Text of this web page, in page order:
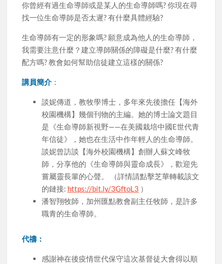
你曾經有過生命導師或是某人的生命導師嗎? 你現在尋
找一位生命導師是否太遲? 有什麼具體經驗?
生命導師有一定的形象嗎? 願意成為他人的生命導師，
我需要注意什麼？建立導師關係的障礙是什麼? 有什麼
配方嗎? 教會如何幫助信徒建立這樣的關係?
講員簡介：
談妮傳道，教牧學博士，多年來先後擔任【海外
校園機構】幾個刊物的主編。她的博士論文題目
是《生命導師新視野——在美國栽培中國E世代青
年信徒》，她也在生活中作年輕人的生命導師。
談妮曾訪談【海外校園機構】創辦人蘇文峰牧
師，分享他的《生命導師與靈命成長》，歡迎先
嘗屬靈長輩的心聲。 （詳情請點擊芝華轉載該文
的鏈接: https://bit.ly/3GftoL3 ）
潘智翔牧師，加州匯點教會副主任牧師，是許多
職青的生命導師。
代禱：
感謝神在後疫情世代保守這次基督徒大會得以順